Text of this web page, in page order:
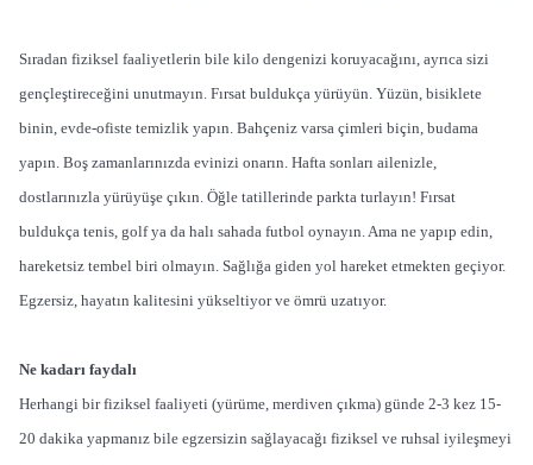
Sıradan fiziksel faaliyetlerin bile kilo dengenizi koruyacağını, ayrıca sizi
gençleştireceğini unutmayın. Fırsat buldukça yürüyün. Yüzün, bisiklete
binin, evde-ofiste temizlik yapın. Bahçeniz varsa çimleri biçin, budama
yapın. Boş zamanlarınızda evinizi onarın. Hafta sonları ailenizle,
dostlarınızla yürüyüşe çıkın. Öğle tatillerinde parkta turlayın! Fırsat
buldukça tenis, golf ya da halı sahada futbol oynayın. Ama ne yapıp edin,
hareketsiz tembel biri olmayın. Sağlığa giden yol hareket etmekten geçiyor.
Egzersiz, hayatın kalitesini yükseltiyor ve ömrü uzatıyor.
Ne kadarı faydalı
Herhangi bir fiziksel faaliyeti (yürüme, merdiven çıkma) günde 2-3 kez 15-
20 dakika yapmanız bile egzersizin sağlayacağı fiziksel ve ruhsal iyileşmeyi